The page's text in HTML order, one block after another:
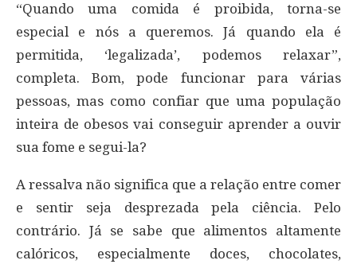
“Quando uma comida é proibida, torna-se
especial e nós a queremos. Já quando ela é
permitida, ‘legalizada’, podemos relaxar”,
completa. Bom, pode funcionar para várias
pessoas, mas como confiar que uma população
inteira de obesos vai conseguir aprender a ouvir
sua fome e segui-la?
A ressalva não significa que a relação entre comer
e sentir seja desprezada pela ciência. Pelo
contrário. Já se sabe que alimentos altamente
calóricos, especialmente doces, chocolates,